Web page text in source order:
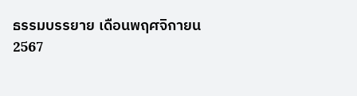
ธรรมบรรยาย เดือนพฤศจิกายน
2567